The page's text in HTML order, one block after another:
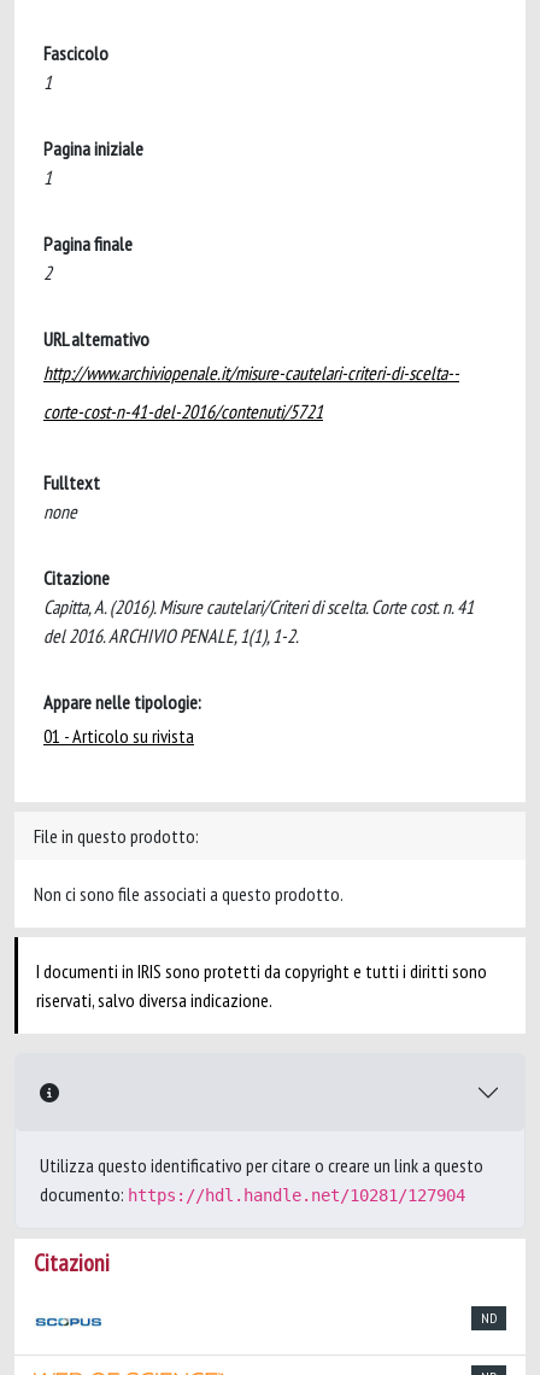
Fascicolo
1
Pagina iniziale
1
Pagina finale
2
URL alternativo
http://www.archiviopenale.it/misure-cautelari-criteri-di-scelta--
corte-cost-n-41-del-2016/contenuti/5721
Fulltext
none
Citazione
Capitta, A. (2016). Misure cautelari/Criteri di scelta. Corte cost. n. 41
del 2016. ARCHIVIO PENALE, 1(1), 1-2.
Appare nelle tipologie:
01 - Articolo su rivista
File in questo prodotto:
Non ci sono file associati a questo prodotto.
I documenti in IRIS sono protetti da copyright e tutti i diritti sono
riservati, salvo diversa indicazione.
Utilizza questo identificativo per citare o creare un link a questo
documento: https://hdl.handle.net/10281/127904
Citazioni
ND